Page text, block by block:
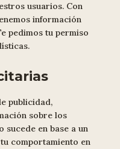
usuarios. Con
información
pedimos tu permiso
publicidad,
sobre los
sucede en base a un
comportamiento en